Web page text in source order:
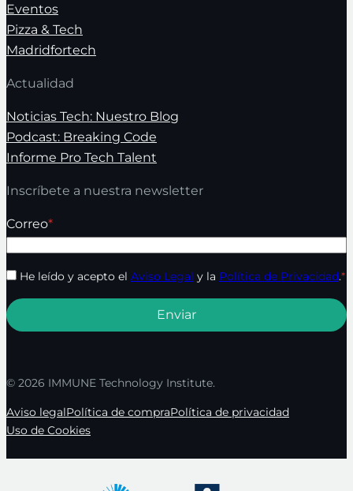
Eventos
Pizza & Tech
Madridfortech
Actualidad
Noticias Tech: Nuestro Blog
Podcast: Breaking Code
Informe Pro Tech Talent
Inscríbete a nuestra newsletter
Correo*
He leído y acepto el Aviso Legal y la Política de Privacidad.*
© 2026 IMMUNE Technology Institute.
Aviso legalPolítica de compraPolítica de privacidad
Uso de Cookies